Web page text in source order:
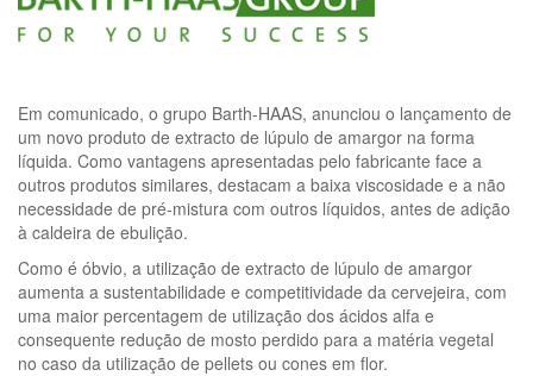
Em comunicado, o grupo Barth-HAAS, anunciou o lançamento de
um novo produto de extracto de lúpulo de amargor na forma
líquida. Como vantagens apresentadas pelo fabricante face a
outros produtos similares, destacam a baixa viscosidade e a não
necessidade de pré-mistura com outros líquidos, antes de adição
à caldeira de ebulição.
Como é óbvio, a utilização de extracto de lúpulo de amargor
aumenta a sustentabilidade e competitividade da cervejeira, com
uma maior percentagem de utilização dos ácidos alfa e
consequente redução de mosto perdido para a matéria vegetal
no caso da utilização de pellets ou cones em flor.